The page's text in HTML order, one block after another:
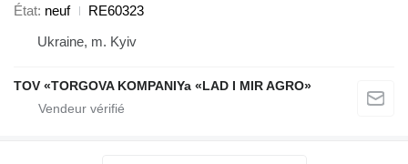
État neuf
RE60323
Ukraine, m. Kyiv
TOV «TORGOVA KOMPANIYa «LAD I MIR AGRO»